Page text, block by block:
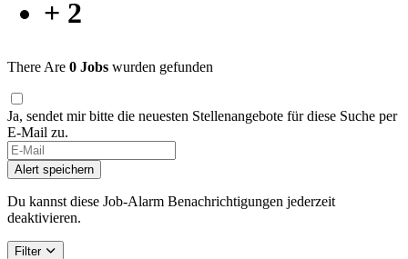
+ 2
There Are 0 Jobs wurden gefunden
Ja, sendet mir bitte die neuesten Stellenangebote für diese Suche per
E-Mail zu.
Alert speichern
Du kannst diese Job-Alarm Benachrichtigungen jederzeit
deaktivieren.
Filter